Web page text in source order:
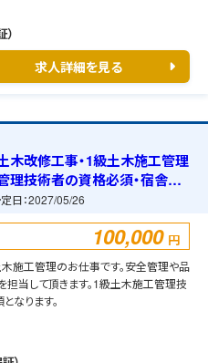
求人詳細を見る
木改修工事・1級土木施工管理
理技術者の資格必須・宿舎の
日：2027/05/26
100,000 円
施工管理のお仕事です。安全管理や品
当して頂きます。1級土木施工管理技
なります。